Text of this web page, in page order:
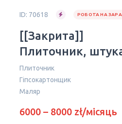
ID: 70618 РОБОТА НА
[[Закрита]]
Плиточник,
Плиточник
Гіпсокартонщик
Маляр
6000 – 8000 zł/місяць